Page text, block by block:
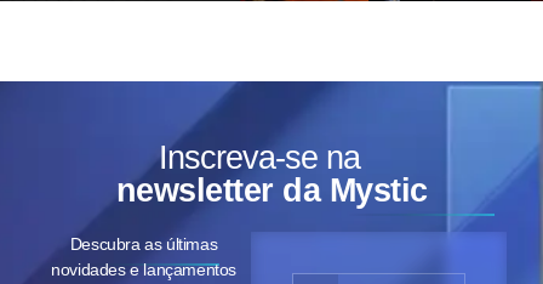
Inscreva-se na
newsletter da Mystic
Descubra as últimas
novidades e lançamentos